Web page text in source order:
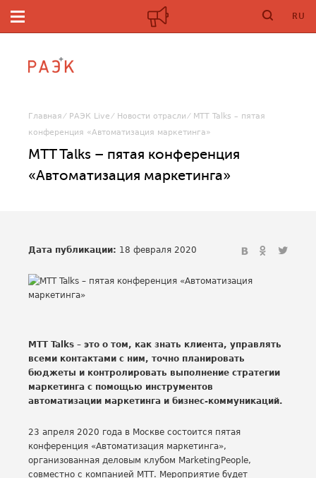
RU
Главная РАЭК Live Новости отрасли
MTT Talks – пятая
конференция «Автоматизация маркетинга»
MTT Talks – пятая конференция
«Автоматизация маркетинга»
Дата публикации: 18 февраля 2020
MTT Talks – это о том, как знать клиента, управлять
всеми контактами с ним, точно планировать
бюджеты и контролировать выполнение стратегии
маркетинга с помощью инструментов
автоматизации маркетинга и бизнес-коммуникаций.
23 апреля 2020 года в Москве состоится пятая
конференция «Автоматизация маркетинга»,
организованная деловым клубом MarketingPeople,
совместно с компанией МТТ. Мероприятие будет